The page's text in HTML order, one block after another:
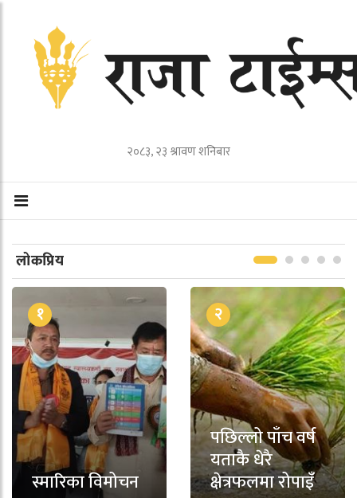
२०८३, २३ श्रावण शनिबार
लोकप्रिय
१
स्मारिका विमोचन
२
पछिल्लो पाँच वर्ष
यताकै धेरै
क्षेत्रफलमा रोपाइँ